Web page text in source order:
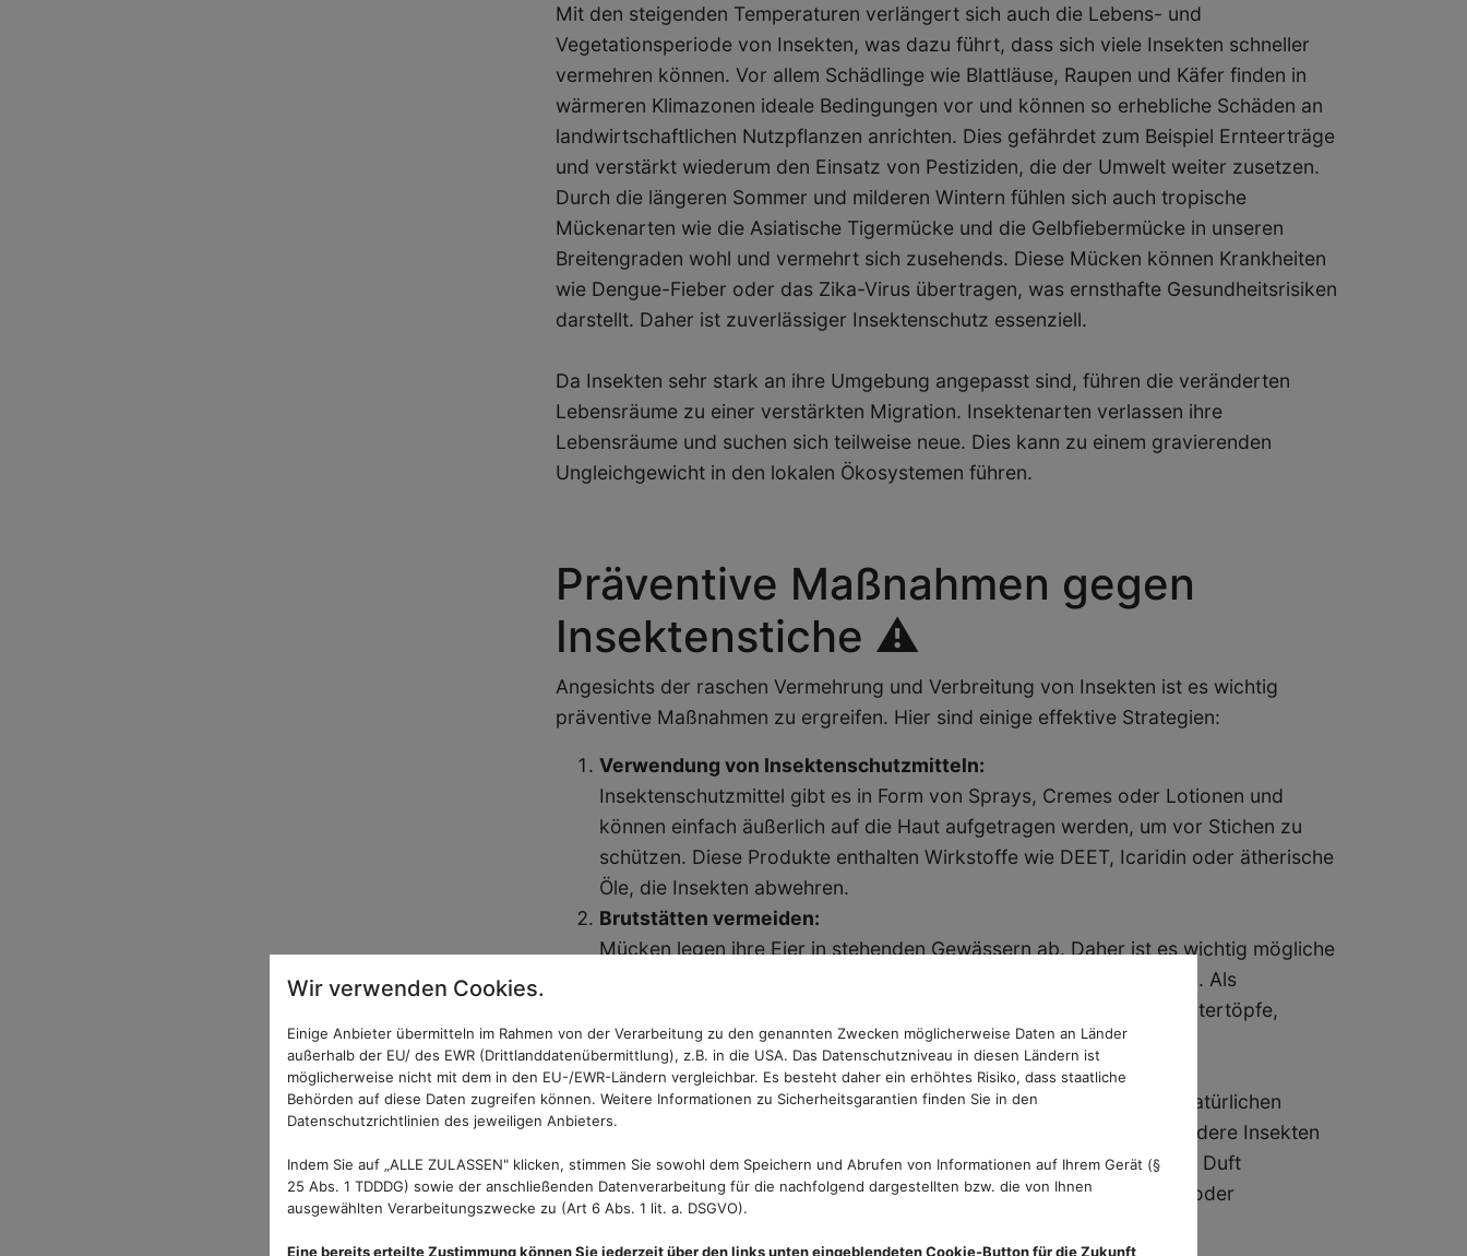
Mit den steigenden Temperaturen verlängert sich auch die Lebens- und
Vegetationsperiode von Insekten, was dazu führt, dass sich viele Insekten schneller
vermehren können. Vor allem Schädlinge wie Blattläuse, Raupen und Käfer finden in
wärmeren Klimazonen ideale Bedingungen vor und können so erhebliche Schäden an
landwirtschaftlichen Nutzpflanzen anrichten. Dies gefährdet zum Beispiel Ernteerträge
und verstärkt wiederum den Einsatz von Pestiziden, die der Umwelt weiter zusetzen.
Durch die längeren Sommer und milderen Wintern fühlen sich auch tropische
Mückenarten wie die Asiatische Tigermücke und die Gelbfiebermücke in unseren
Breitengraden wohl und vermehrt sich zusehends. Diese Mücken können Krankheiten
wie Dengue-Fieber oder das Zika-Virus übertragen, was ernsthafte Gesundheitsrisiken
darstellt. Daher ist zuverlässiger Insektenschutz essenziell.
Da Insekten sehr stark an ihre Umgebung angepasst sind, führen die veränderten
Lebensräume zu einer verstärkten Migration. Insektenarten verlassen ihre
Lebensräume und suchen sich teilweise neue. Dies kann zu einem gravierenden
Ungleichgewicht in den lokalen Ökosystemen führen.
Präventive Maßnahmen gegen
Insektenstiche ⚠️
Angesichts der raschen Vermehrung und Verbreitung von Insekten ist es wichtig
präventive Maßnahmen zu ergreifen. Hier sind einige effektive Strategien:
Verwendung von Insektenschutzmitteln:
Insektenschutzmittel gibt es in Form von Sprays, Cremes oder Lotionen und
können einfach äußerlich auf die Haut aufgetragen werden, um vor Stichen zu
schützen. Diese Produkte enthalten Wirkstoffe wie DEET, Icaridin oder ätherische
Öle, die Insekten abwehren.
Brutstätten vermeiden:
Mücken legen ihre Eier in stehenden Gewässern ab. Daher ist es wichtig mögliche
Brutstätten in der Nähe von Terrassen oder Fenstern zu beseitigen. Als
Brutstätten eignen sich zum Beispiel bereits mit Wasser gefüllte Untertöpfe,
Vogeltränken oder Gießkannen.
Andere Insekten oder Pflanzen fördern:
Um Insekten und Schädlinge in Schach zu halten, kann es helfen natürlichen
Feinden ein schönes Habitat zu bieten. Vögel, Fledermäuse und andere Insekten
wie Marienkäfer sind natürliche Feinde vieler Schädlinge. Auch der Duft
bestimmter Pflanzen wie Zitronengras, Lavendel, Zitronenmelisse oder
Wir verwenden Cookies.
Einige Anbieter übermitteln im Rahmen von der Verarbeitung zu den genannten Zwecken möglicherweise Daten an Länder
außerhalb der EU/ des EWR (Drittlanddatenübermittlung), z.B. in die USA. Das Datenschutzniveau in diesen Ländern ist
möglicherweise nicht mit dem in den EU-/EWR-Ländern vergleichbar. Es besteht daher ein erhöhtes Risiko, dass staatliche
Behörden auf diese Daten zugreifen können. Weitere Informationen zu Sicherheitsgarantien finden Sie in den
Datenschutzrichtlinien des jeweiligen Anbieters.
Indem Sie auf „ALLE ZULASSEN" klicken, stimmen Sie sowohl dem Speichern und Abrufen von Informationen auf Ihrem Gerät (§
25 Abs. 1 TDDDG) sowie der anschließenden Datenverarbeitung für die nachfolgend dargestellten bzw. die von Ihnen
ausgewählten Verarbeitungszwecke zu (Art 6 Abs. 1 lit. a. DSGVO).
Eine bereits erteilte Zustimmung können Sie jederzeit über den links unten eingeblendeten Cookie-Button für die Zukunft